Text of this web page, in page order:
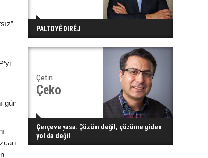
gün
PALTOYÊ DIRÊJ
Çetin
Çeko
Çerçeve yasa: Çözüm değil; çözüme giden
yol da değil